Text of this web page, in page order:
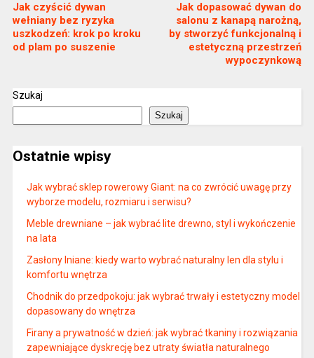
Jak czyścić dywan
wełniany bez ryzyka
uszkodzeń: krok po kroku
od plam po suszenie
Jak dopasować dywan do
salonu z kanapą narożną,
by stworzyć funkcjonalną i
estetyczną przestrzeń
wypoczynkową
Szukaj
Szukaj
Ostatnie wpisy
Jak wybrać sklep rowerowy Giant: na co zwrócić uwagę przy
wyborze modelu, rozmiaru i serwisu?
Meble drewniane – jak wybrać lite drewno, styl i wykończenie
na lata
Zasłony lniane: kiedy warto wybrać naturalny len dla stylu i
komfortu wnętrza
Chodnik do przedpokoju: jak wybrać trwały i estetyczny model
dopasowany do wnętrza
Firany a prywatność w dzień: jak wybrać tkaniny i rozwiązania
zapewniające dyskrecję bez utraty światła naturalnego